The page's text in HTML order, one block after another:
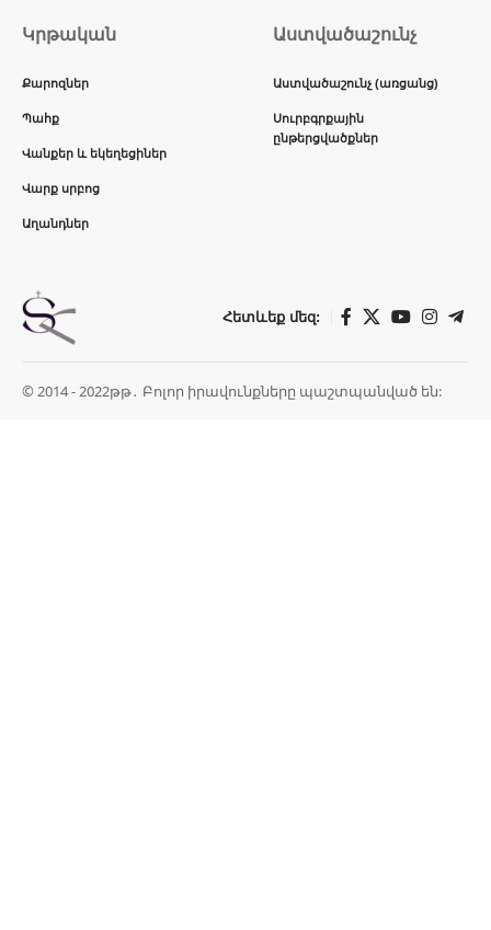
Կրթական
Քարոզներ
Պահք
Վանքեր և եկեղեցիներ
Վարք սրբոց
Աղանդներ
Աստվածաշունչ
Աստվածաշունչ (առցանց)
Սուրբգրքային
ընթերցվածքներ
Հետևեք մեզ:
© 2014 - 2022թթ․ Բոլոր իրավունքները պաշտպանված են: